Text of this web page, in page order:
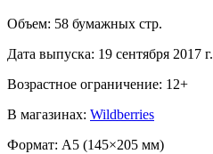
Объем: 58 бумажных стр.
Дата выпуска: 19 сентября 2017 г.
Возрастное ограничение: 12+
В магазинах: Wildberries
Формат: A5 (145×205 мм)